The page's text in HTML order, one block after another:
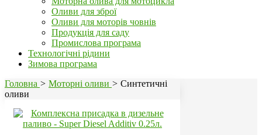
Оливи для зброї
Оливи для моторів човнів
Продукція для саду
Промислова програма
Технологічні рідини
Зимова програма
Головна > Моторні оливи > Синтетичні
оливи